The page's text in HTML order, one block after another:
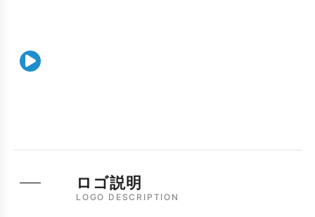

LOGO DESCRIPTION
ロゴ説明